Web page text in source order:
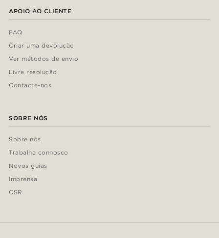
APOIO AO CLIENTE
FAQ
Criar uma devolução
Ver métodos de envio
Livre resolução
Contacte-nos
SOBRE NÓS
Sobre nós
Trabalhe connosco
Novos guias
Imprensa
CSR